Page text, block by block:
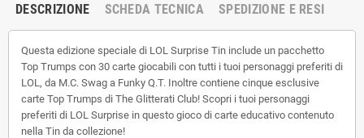
DESCRIZIONE SCHEDA TECNICA SPEDIZIONE E RESI
Questa edizione speciale di LOL Surprise Tin include un pacchetto
Top Trumps con 30 carte giocabili con tutti i tuoi personaggi preferiti di
LOL, da M.C. Swag a Funky Q.T. Inoltre contiene cinque esclusive
carte Top Trumps di The Glitterati Club! Scopri i tuoi personaggi
preferiti di LOL Surprise in questo gioco di carte educativo contenuto
nella Tin da collezione!